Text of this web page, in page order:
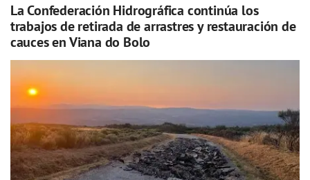
La Confederación Hidrográfica continúa los
trabajos de retirada de arrastres y restauración de
cauces en Viana do Bolo